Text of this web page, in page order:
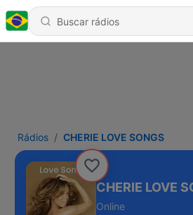
Rádios CHERIE LOVE SONGS
CHERIE LOVE
Online